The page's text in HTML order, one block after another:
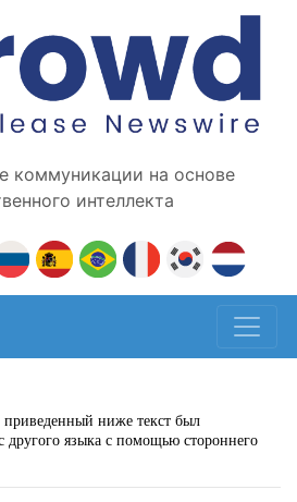
коммуникации на основе
интеллекта
приведенный ниже текст был
другого языка с помощью стороннего